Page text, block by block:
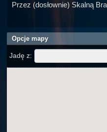
Przez (dosłownie) Skalną
Opcje mapy
Jadę z: